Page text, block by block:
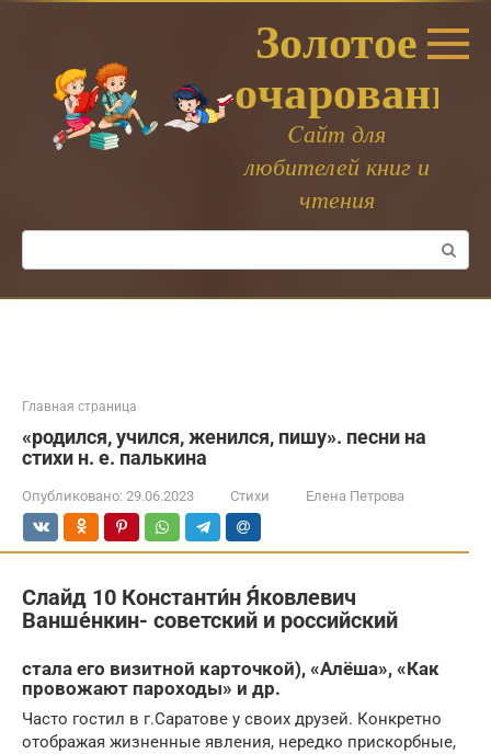
Золотое
очарование
Cайт для
любителей книг и
чтения
Поиск:
Главная страница
«родился, учился, женился, пишу». песни на
стихи н. е. палькина
Опубликовано: 29.06.2023 Стихи Елена Петрова
Слайд 10 Константи́н Я́ковлевич
Ванше́нкин- советский и российский
стала его визитной карточкой), «Алёша», «Как
провожают пароходы» и др.
Часто гостил в г.Саратове у своих друзей. Конкретно
отображая жизненные явления, нередко прискорбные,